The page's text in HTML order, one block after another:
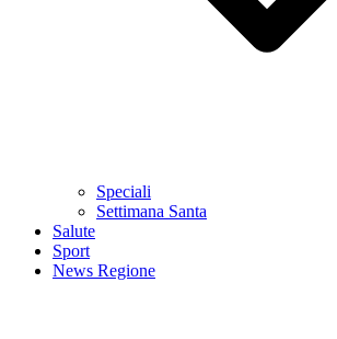
Speciali
Settimana Santa
Salute
Sport
News Regione